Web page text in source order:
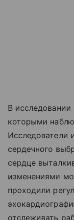
В исследовании
которыми
Исследователи
сердечного
сердце
изменениями
проходили
отслеживать